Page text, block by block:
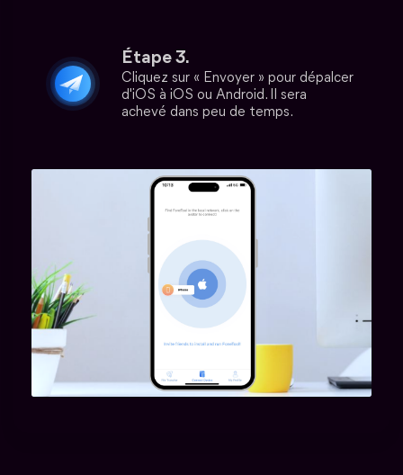
Étape 3.
Cliquez sur « Envoyer » pour dépalcer
d'iOS à iOS ou Android. Il sera
achevé dans peu de temps.